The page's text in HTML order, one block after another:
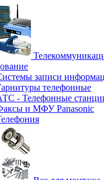
записи
телефонные
- Телефонные
и МФУ Panasonic